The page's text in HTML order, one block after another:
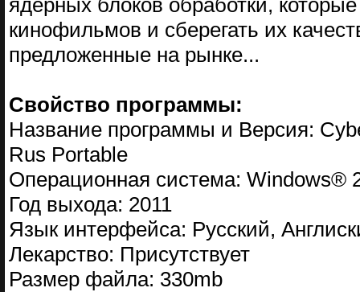
ядерных блоков обработки,
кинофильмов и сберегать их
предложенные на рынке...
Свойство программы:
Название программы и Версия:
Rus Portable
Операционная система: Windows®
Год выхода: 2011
Язык интерфейса: Русский,
Лекарство: Присутствует
Размер файла: 330mb